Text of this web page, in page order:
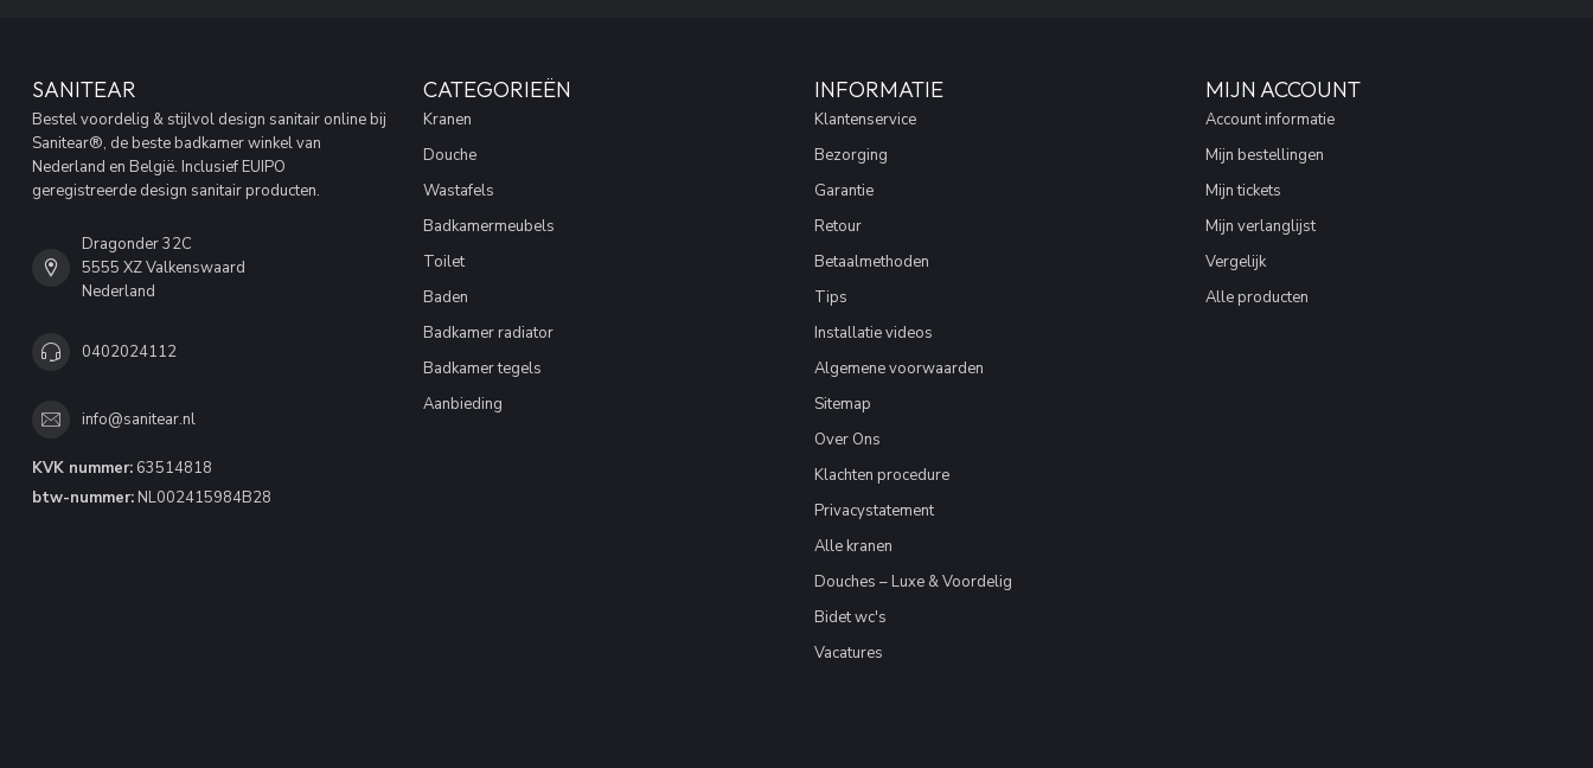
SANITEAR
Bestel voordelig & stijlvol design sanitair online bij
Sanitear®, de beste badkamer winkel van
Nederland en België. Inclusief EUIPO
geregistreerde design sanitair producten.
Dragonder 32C
5555 XZ Valkenswaard
Nederland
0402024112
info@sanitear.nl
KVK nummer: 63514818
btw-nummer: NL002415984B28
CATEGORIEËN
Kranen
Douche
Wastafels
Badkamermeubels
Toilet
Baden
Badkamer radiator
Badkamer tegels
Aanbieding
INFORMATIE
Klantenservice
Bezorging
Garantie
Retour
Betaalmethoden
Tips
Installatie videos
Algemene voorwaarden
Sitemap
Over Ons
Klachten procedure
Privacystatement
Alle kranen
Douches – Luxe & Voordelig
Bidet wc's
Vacatures
MIJN ACCOUNT
Account informatie
Mijn bestellingen
Mijn tickets
Mijn verlanglijst
Vergelijk
Alle producten